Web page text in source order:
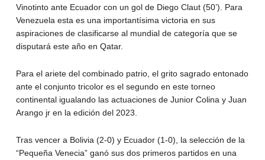
Vinotinto ante Ecuador con un gol de Diego Claut (50’). Para
Venezuela esta es una importantísima victoria en sus
aspiraciones de clasificarse al mundial de categoría que se
disputará este año en Qatar.
Para el ariete del combinado patrio, el grito sagrado entonado
ante el conjunto tricolor es el segundo en este torneo
continental igualando las actuaciones de Junior Colina y Juan
Arango jr en la edición del 2023.
Tras vencer a Bolivia (2-0) y Ecuador (1-0), la selección de la
“Pequeña Venecia” ganó sus dos primeros partidos en una